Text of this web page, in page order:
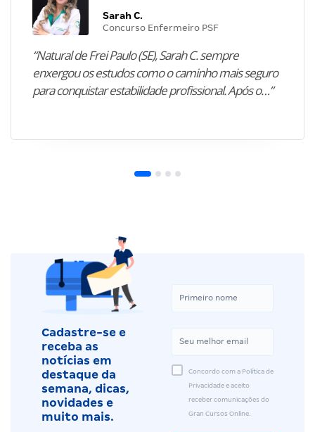
Sarah C.
Concurso Enfermeiro PSF
“Natural de Frei Paulo (SE), Sarah C. sempre
enxergou os estudos como o caminho mais seguro
para conquistar estabilidade profissional. Após o…”
Cadastre-se e
receba as
notícias em
destaque da
semana, dicas,
novidades e
muito mais.
Concordo com a Política de
Privacidade e aceito
receber comunicações do
Gran Cursos Online.